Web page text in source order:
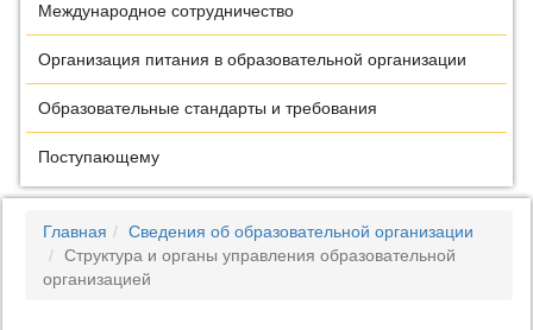
Международное сотрудничество
Организация питания в образовательной организации
Образовательные стандарты и требования
Поступающему
Главная
Сведения об образовательной организации
Структура и органы управления образовательной
организацией